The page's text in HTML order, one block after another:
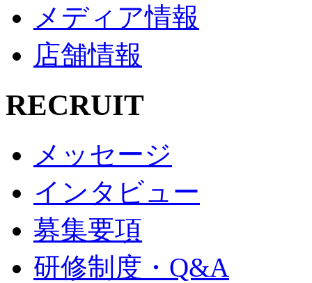
メディア情報
店舗情報
RECRUIT
メッセージ
インタビュー
募集要項
研修制度・Q&A